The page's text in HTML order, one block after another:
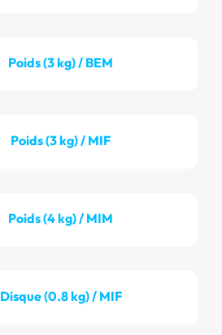
Poids (3 kg) / BEM
Poids (3 kg) / MIF
Poids (4 kg) / MIM
Disque (0.8 kg) / MIF